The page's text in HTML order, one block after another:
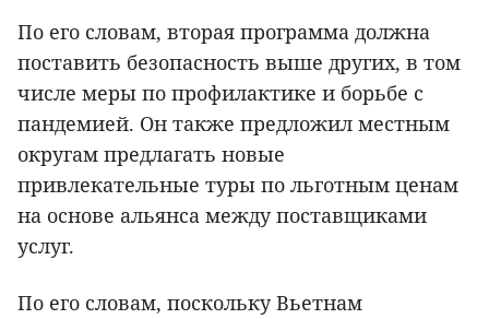
По его словам, вторая программа должна
поставить безопасность выше других, в том
числе меры по профилактике и борьбе с
пандемией. Он также предложил местным
округам предлагать новые
привлекательные туры по льготным ценам
на основе альянса между поставщиками
услуг.
По его словам, поскольку Вьетнам